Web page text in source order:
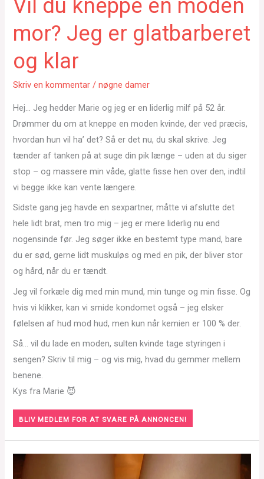
Vil du kneppe en moden
mor? Jeg er glatbarberet
og klar
Skriv en kommentar /nøgne damer
Hej… Jeg hedder Marie og jeg er en liderlig milf på 52 år.
Drømmer du om at kneppe en moden kvinde, der ved præcis,
hvordan hun vil ha’ det? Så er det nu, du skal skrive. Jeg
tænder af tanken på at suge din pik længe – uden at du siger
stop – og massere min våde, glatte fisse hen over den, indtil
vi begge ikke kan vente længere.
Sidste gang jeg havde en sexpartner, måtte vi afslutte det
hele lidt brat, men tro mig – jeg er mere liderlig nu end
nogensinde før. Jeg søger ikke en bestemt type mand, bare
du er sød, gerne lidt muskuløs og med en pik, der bliver stor
og hård, når du er tændt.
Jeg vil forkæle dig med min mund, min tunge og min fisse. Og
hvis vi klikker, kan vi smide kondomet også – jeg elsker
følelsen af hud mod hud, men kun når kemien er 100 % der.
Så… vil du lade en moden, sulten kvinde tage styringen i
sengen? Skriv til mig – og vis mig, hvad du gemmer mellem
benene.
Kys fra Marie 😈
BLIV MEDLEM FOR AT SVARE PÅ ANNONCEN!